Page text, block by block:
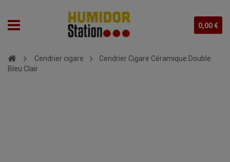
0,00 €
Cendrier cigare
Cendrier Cigare Céramique Double
Bleu Clair